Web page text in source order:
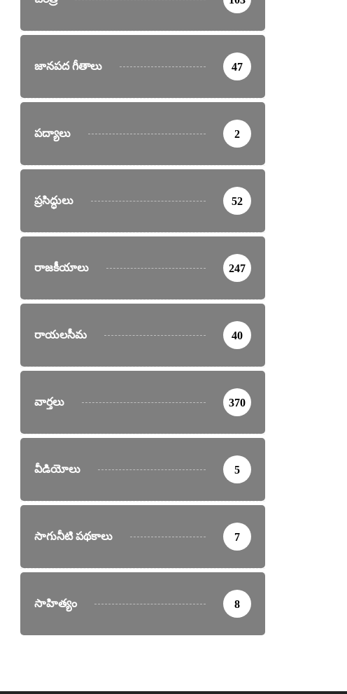
జానపద గీతాలు 47
పద్యాలు 2
ప్రసిద్ధులు 52
రాజకీయాలు 247
రాయలసీమ 40
వార్తలు 370
వీడియోలు 5
సాగునీటి పథకాలు 7
సాహిత్యం 8